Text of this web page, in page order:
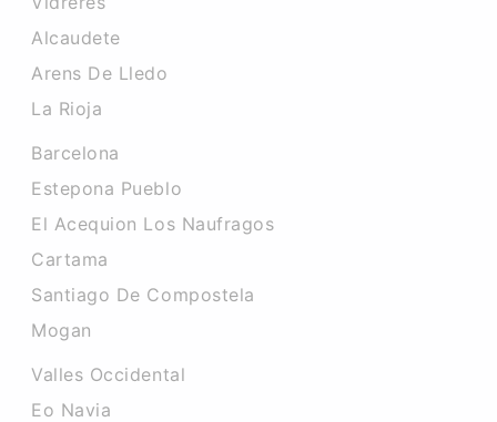
Alcaudete
Arens De Lledo
La Rioja
Barcelona
Estepona Pueblo
El Acequion Los Naufragos
Cartama
Santiago De Compostela
Mogan
Valles Occidental
Eo Navia